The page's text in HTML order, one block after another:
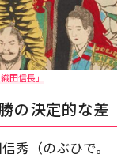
田信長」
の決定的な差
秀（のぶひで。